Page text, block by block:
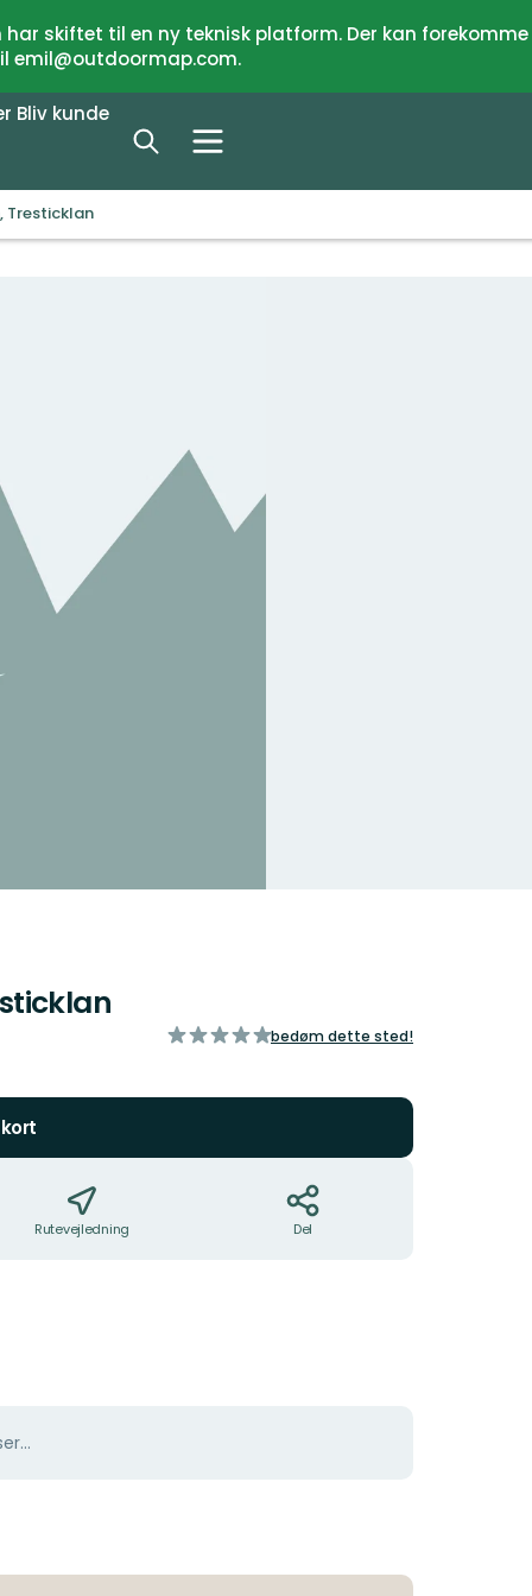
skiftet til en ny teknisk platform. Der kan
emil@outdoormap.com.
Bliv kunde
Tresticklan
ud
bedøm dette sted!
Rutevejledning Del